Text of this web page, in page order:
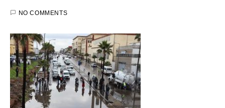
NO COMMENTS